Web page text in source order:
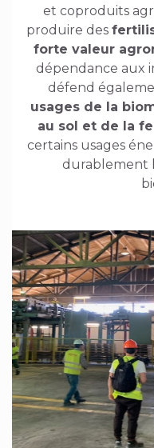
et coproduits
produire des
forte valeur
dépendance aux
défend
usages de la
au sol et de la
certains usages
durablement
Image